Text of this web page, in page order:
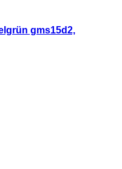
gms15d2,